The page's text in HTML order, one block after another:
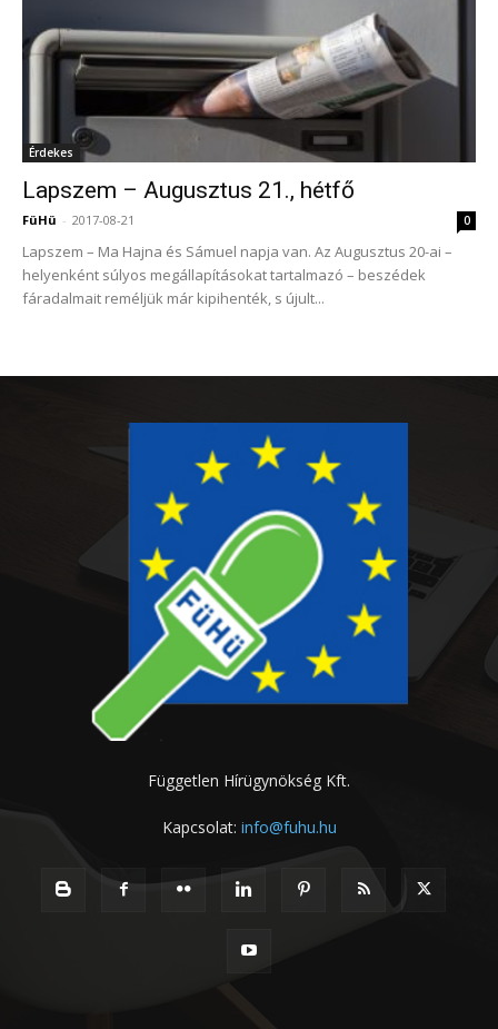
Érdekes
Lapszem – Augusztus 21., hétfő
FüHü - 2017-08-21 0
Lapszem – Ma Hajna és Sámuel napja van. Az Augusztus 20-ai –
helyenként súlyos megállapításokat tartalmazó – beszédek
fáradalmait reméljük már kipihenték, s újult...
Független Hírügynökség Kft.
Kapcsolat: info@fuhu.hu